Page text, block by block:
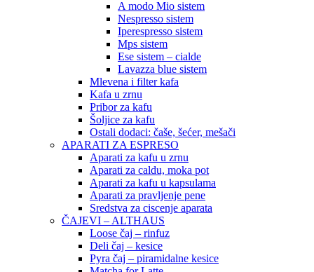
A modo Mio sistem
Nespresso sistem
Iperespresso sistem
Mps sistem
Ese sistem – cialde
Lavazza blue sistem
Mlevena i filter kafa
Kafa u zrnu
Pribor za kafu
Šoljice za kafu
Ostali dodaci: čaše, šećer, mešači
APARATI ZA ESPRESO
Aparati za kafu u zrnu
Aparati za caldu, moka pot
Aparati za kafu u kapsulama
Aparati za pravljenje pene
Sredstva za ciscenje aparata
ČAJEVI – ALTHAUS
Loose čaj – rinfuz
Deli čaj – kesice
Pyra čaj – piramidalne kesice